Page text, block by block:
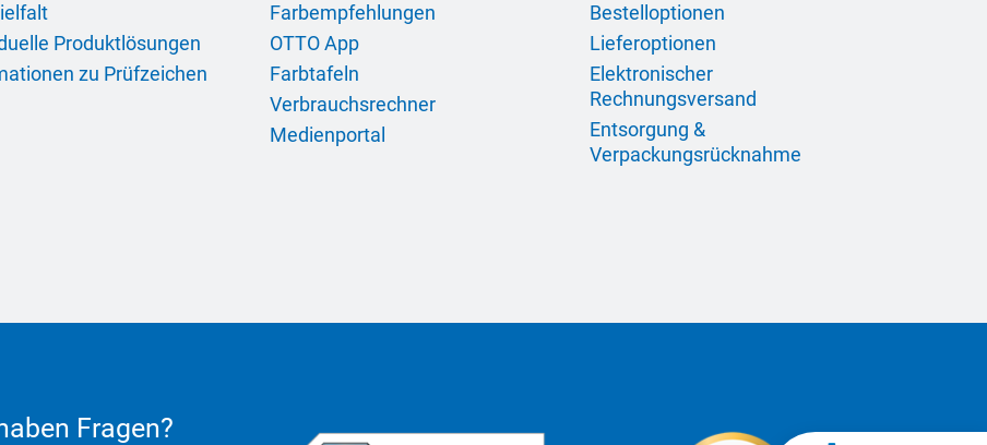
Produktlösungen
zu Prüfzeichen
Farbempfehlungen
OTTO App
Farbtafeln
Verbrauchsrechner
Medienportal
Bestelloptionen
Lieferoptionen
Elektronischer
Rechnungsversand
Entsorgung &
Verpackungsrücknahme
Fragen?